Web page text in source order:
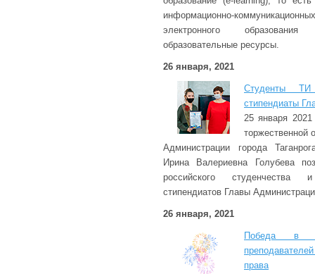
информационно-
электронного
образовательные ресурсы.
26 января, 2021
Студенты
стипендиаты
25 января
торжественной
Администрации города
Ирина Валериевна Голубева
российского студенчества
стипендиатов Главы
26 января, 2021
Победа в
права